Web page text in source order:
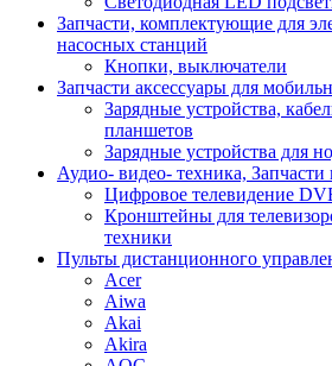
Запчасти, комплектующие для
насосных станций
Кнопки, выключатели
Запчасти аксессуары для
Зарядные устройства,
планшетов
Зарядные устройства для
Аудио- видео- техника, Запчасти
Цифровое телевидение
Кронштейны для
техники
Пульты дистанционного
Acer
Aiwa
Akai
Akira